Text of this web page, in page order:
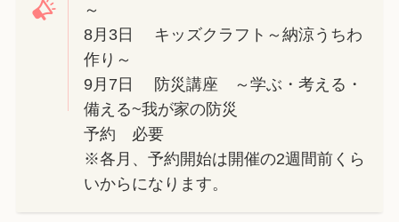
～
8月3日 キッズクラフト～納涼うちわ
作り～
9月7日 防災講座 ～学ぶ・考える・
備える~我が家の防災
予約 必要
※各月、予約開始は開催の2週間前くら
いからになります。